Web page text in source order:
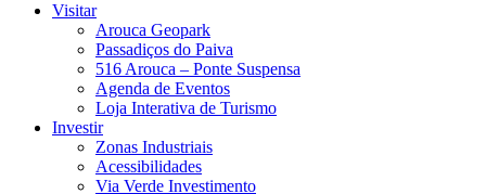
Visitar
Arouca Geopark
Passadiços do Paiva
516 Arouca – Ponte Suspensa
Agenda de Eventos
Loja Interativa de Turismo
Investir
Zonas Industriais
Acessibilidades
Via Verde Investimento